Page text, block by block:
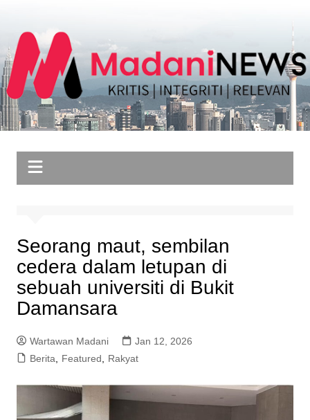
content
Seorang maut, sembilan
cedera dalam letupan di
sebuah universiti di Bukit
Damansara
Wartawan Madani
Jan 12, 2026
Berita, Featured, Rakyat